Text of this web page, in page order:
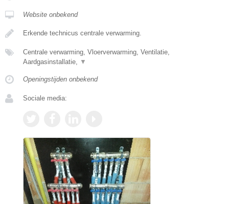
Website onbekend
Erkende technicus centrale verwarming.
Centrale verwarming, Vloerverwarming, Ventilatie,
Aardgasinstallatie, ▼
Openingstijden onbekend
Sociale media: